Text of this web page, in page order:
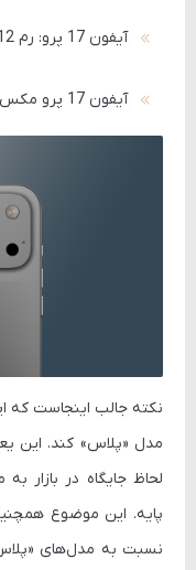
آیفون 17 پرو: رم 12 گیگابایت
آیفون 17 پرو مکس: رم 12 گیگابایت
مدل «پلاس» کند. این
لحاظ جایگاه در بازار
نسبت به مدل‌های